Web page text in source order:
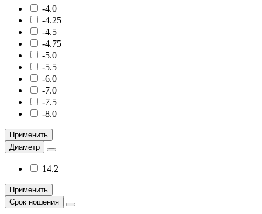
-4.0
-4.25
-4.5
-4.75
-5.0
-5.5
-6.0
-7.0
-7.5
-8.0
Применить
Диаметр
14.2
Применить
Срок ношения